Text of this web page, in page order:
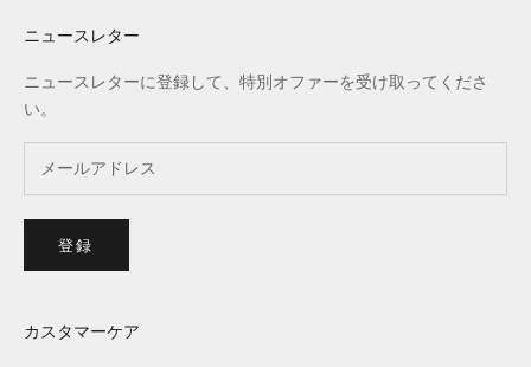
ニュースレター
ニュースレターに登録して、特別オファーを受け取ってくださ
い。
登録
カスタマーケア